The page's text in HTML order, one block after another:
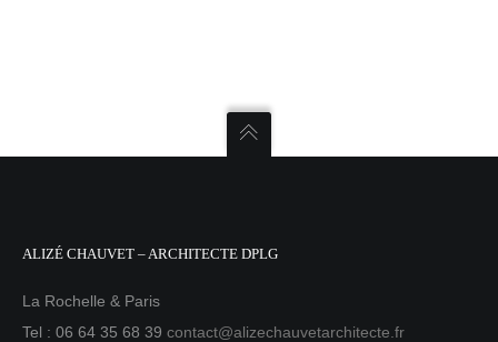
ALIZÉ CHAUVET – ARCHITECTE DPLG
La Rochelle & Paris
Tel : 06 64 35 68 39 contact@alizechauvetarchitecte.fr